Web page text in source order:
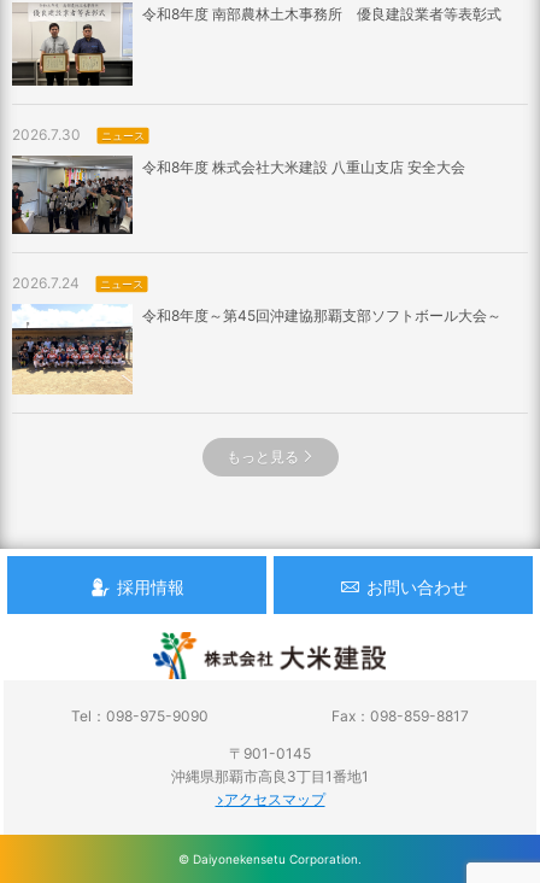
令和8年度 南部農林土木事務所 優良建設業者等表彰式
2026.7.30 ニュース
令和8年度 株式会社大米建設 八重山支店 安全大会
2026.7.24 ニュース
令和8年度～第45回沖建協那覇支部ソフトボール大会～
もっと見る
採用情報 お問い合わせ
Tel：098-975-9090 Fax：098-859-8817
〒901-0145
沖縄県那覇市高良3丁目1番地1
アクセスマップ
© Daiyonekensetu Corporation.